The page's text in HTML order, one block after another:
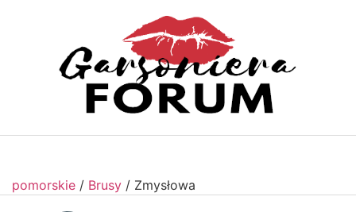
pomorskie / Brusy / Zmysłowa